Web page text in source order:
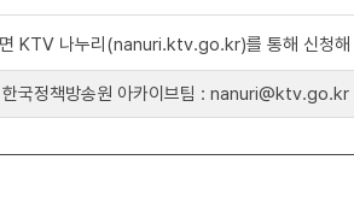
KTV 나누리(nanuri.ktv.go.kr)를 통해 신청해
한국정책방송원 아카이브팀 : nanuri@ktv.go.kr